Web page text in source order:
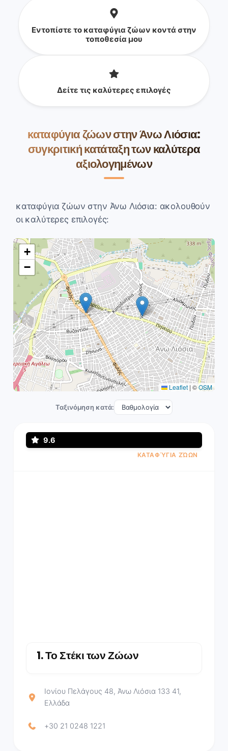
Εντοπίστε το καταφύγια ζώων κοντά στην
τοποθεσία μου
Δείτε τις καλύτερες επιλογές
καταφύγια ζώων στην Άνω Λιόσια:
συγκριτική κατάταξη των καλύτερα
αξιολογημένων
καταφύγια ζώων στην Άνω Λιόσια: ακολουθούν
οι καλύτερες επιλογές:
+
−
Leaflet | ©OSM
Ταξινόμηση κατά:
9.6
ΚΑΤΑΦΎΓΙΑ ΖΏΩΝ
1.Το Στέκι των Ζώων
Ιονίου Πελάγους 48, Άνω Λιόσια 133 41,
Ελλάδα
+30 21 0248 1221